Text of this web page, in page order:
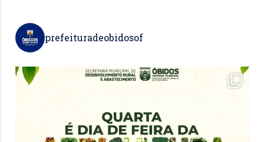
prefeituradeobidosof